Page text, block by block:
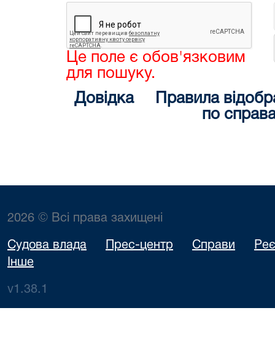
Це поле є обов'язковим
для пошуку.
Довідка
Правила
по
2026 © Всі права захищені
Судова влада Прес-центр Справи
Інше
v1.38.1